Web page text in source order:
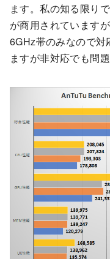
ます。私の知る限り
が商用されています
6GHz帯のみなので対
ますが非対応でも問